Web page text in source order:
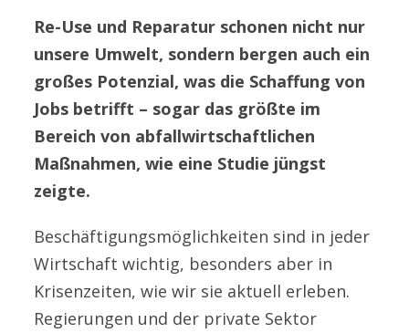
Re-Use und Reparatur schonen nicht nur
unsere Umwelt, sondern bergen auch ein
großes Potenzial, was die Schaffung von
Jobs betrifft – sogar das größte im
Bereich von abfallwirtschaftlichen
Maßnahmen, wie eine Studie jüngst
zeigte.
Beschäftigungsmöglichkeiten sind in jeder
Wirtschaft wichtig, besonders aber in
Krisenzeiten, wie wir sie aktuell erleben.
Regierungen und der private Sektor